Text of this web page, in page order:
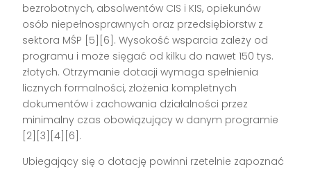
bezrobotnych, absolwentów CIS i KIS, opiekunów
osób niepełnosprawnych oraz przedsiębiorstw z
sektora MŚP [5][6] . Wysokość wsparcia zależy od
programu i może sięgać od kilku do nawet 150 tys.
złotych. Otrzymanie dotacji wymaga spełnienia
licznych formalności, złożenia kompletnych
dokumentów i zachowania działalności przez
minimalny czas obowiązujący w danym programie
[2][3][4][6] .
Ubiegający się o dotację powinni rzetelnie zapoznać